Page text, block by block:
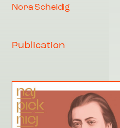
Nora Scheidig
Publication